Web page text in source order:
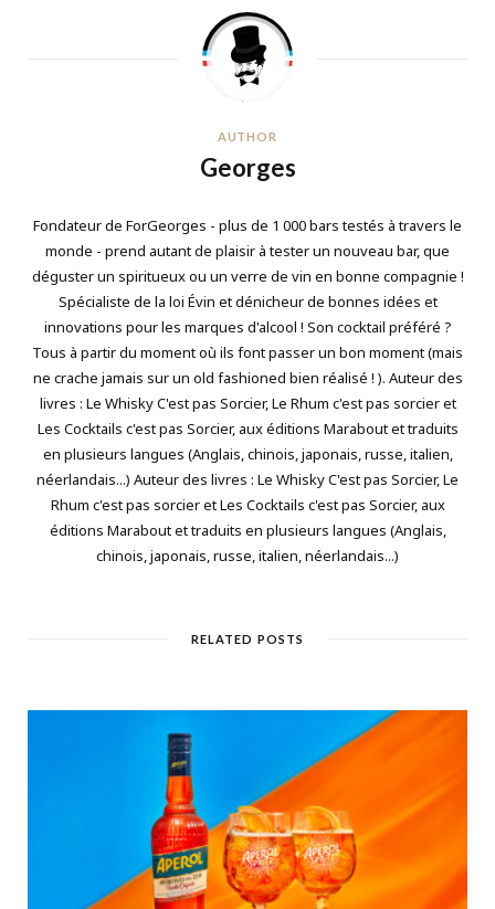
AUTHOR
Georges
Fondateur de ForGeorges - plus de 1 000 bars testés à travers le
monde - prend autant de plaisir à tester un nouveau bar, que
déguster un spiritueux ou un verre de vin en bonne compagnie !
Spécialiste de la loi Évin et dénicheur de bonnes idées et
innovations pour les marques d'alcool ! Son cocktail préféré ?
Tous à partir du moment où ils font passer un bon moment (mais
ne crache jamais sur un old fashioned bien réalisé ! ). Auteur des
livres : Le Whisky C'est pas Sorcier, Le Rhum c'est pas sorcier et
Les Cocktails c'est pas Sorcier, aux éditions Marabout et traduits
en plusieurs langues (Anglais, chinois, japonais, russe, italien,
néerlandais...) Auteur des livres : Le Whisky C'est pas Sorcier, Le
Rhum c'est pas sorcier et Les Cocktails c'est pas Sorcier, aux
éditions Marabout et traduits en plusieurs langues (Anglais,
chinois, japonais, russe, italien, néerlandais...)
RELATED POSTS